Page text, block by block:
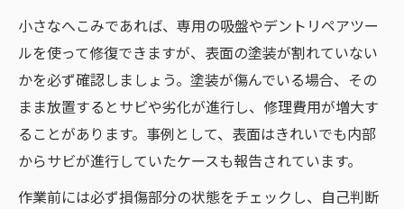
小さなへこみであれば、専用の吸盤やデントリペアツー
ルを使って修復できますが、表面の塗装が割れていない
かを必ず確認しましょう。塗装が傷んでいる場合、その
まま放置するとサビや劣化が進行し、修理費用が増大す
ることがあります。事例として、表面はきれいでも内部
からサビが進行していたケースも報告されています。
作業前には必ず損傷部分の状態をチェックし、自己判断